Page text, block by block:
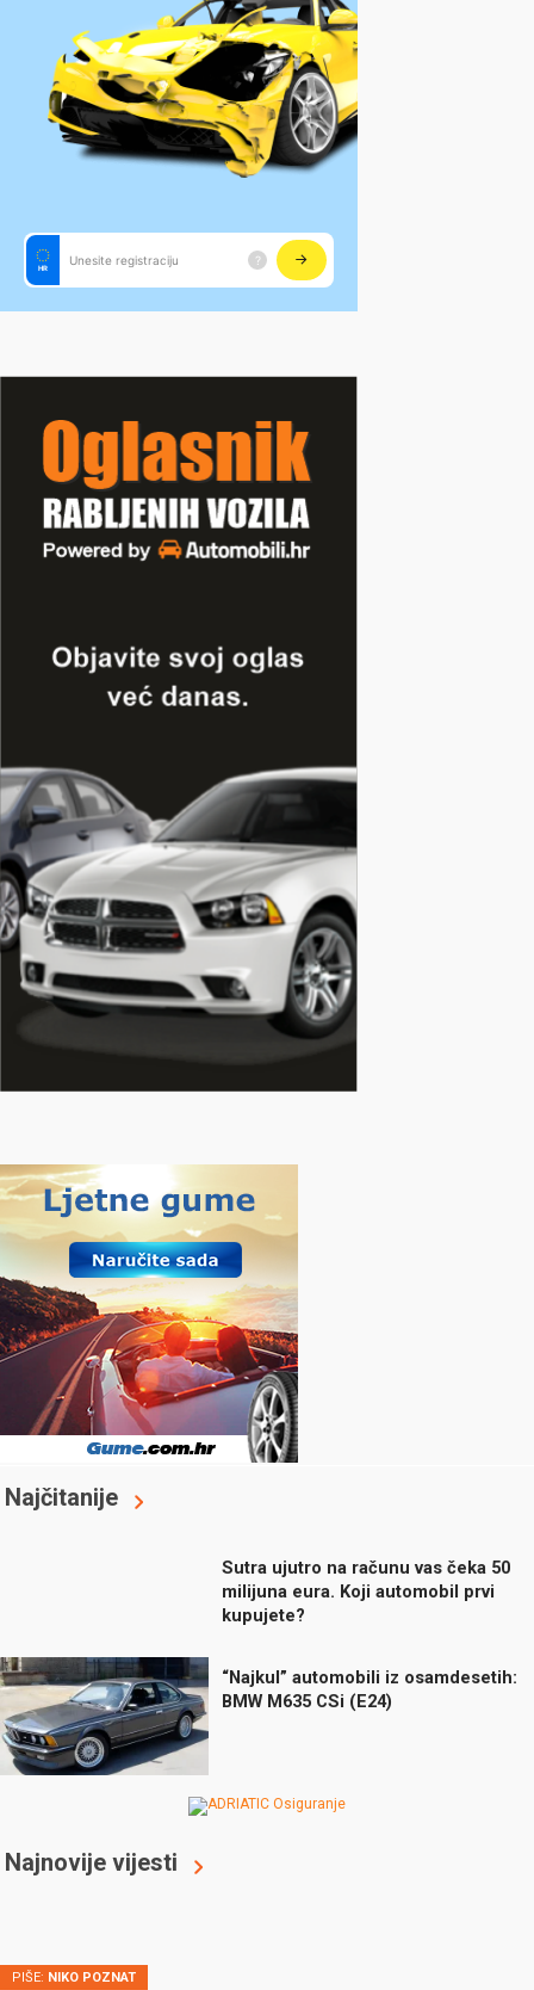
Najčitanije
Sutra ujutro na računu vas čeka 50
milijuna eura. Koji automobil prvi
kupujete?
“Najkul” automobili iz osamdesetih:
BMW M635 CSi (E24)
Najnovije vijesti
PIŠE: NIKO POZNAT